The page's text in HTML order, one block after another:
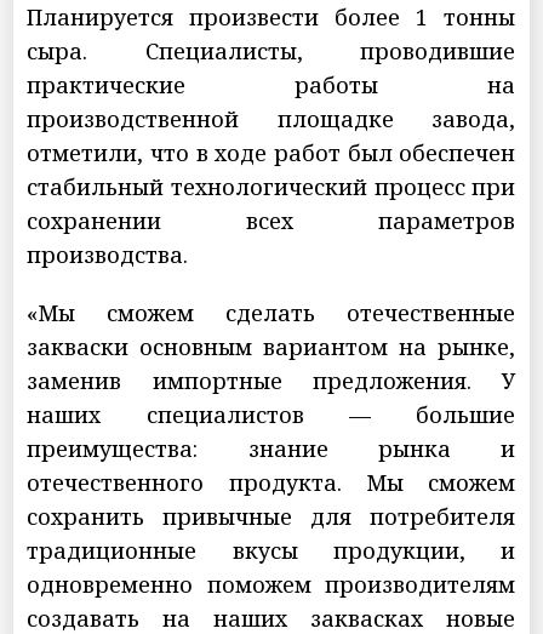
Планируется произвести более 1 тонны
сыра. Специалисты, проводившие
практические работы на
производственной площадке завода,
отметили, что в ходе работ был обеспечен
стабильный технологический процесс при
сохранении всех параметров
производства.
«Мы сможем сделать отечественные
закваски основным вариантом на рынке,
заменив импортные предложения. У
наших специалистов — большие
преимущества: знание рынка и
отечественного продукта. Мы сможем
сохранить привычные для потребителя
традиционные вкусы продукции, и
одновременно поможем производителям
создавать на наших заквасках новые